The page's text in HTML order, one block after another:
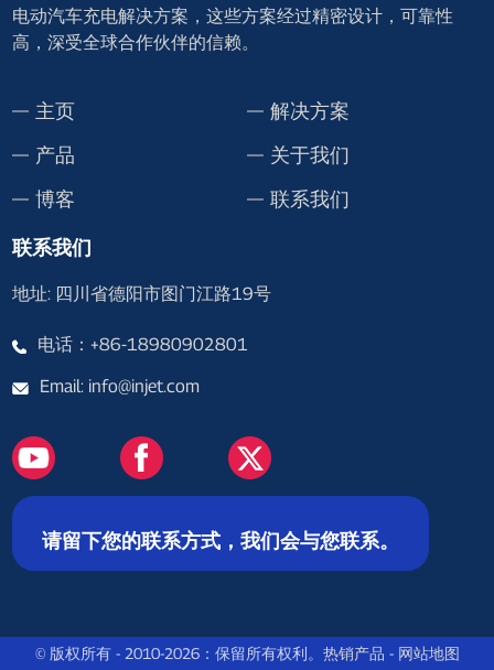
电动汽车充电解决方案，这些方案经过精密设计，可靠性
高，深受全球合作伙伴的信赖。
主页
解决方案
产品
关于我们
博客
联系我们
联系我们
地址: 四川省德阳市图门江路19号
电话：+86-18980902801
Email: info@injet.com
请留下您的联系方式，我们会与您联系。
© 版权所有 - 2010-2026：保留所有权利。 热销产品 - 网站地图